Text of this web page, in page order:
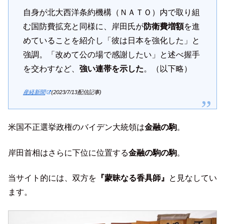
自身が北大西洋条約機構（ＮＡＴＯ）内で取り組
む国防費拡充と同様に、岸田氏が防衛費増額を進
めていることを紹介し「彼は日本を強化した」と
強調。「改めて公の場で感謝したい」と述べ握手
を交わすなど、 強い連帯を示した。（以下略）
産経新聞 (2023/7/13配信記事)
米国不正選挙政権のバイデン大統領は金融の駒。
岸田首相はさらに下位に位置する金融の駒の駒。
当サイト的には、双方を 『蒙昧なる香具師』
と見なしてい
ます。